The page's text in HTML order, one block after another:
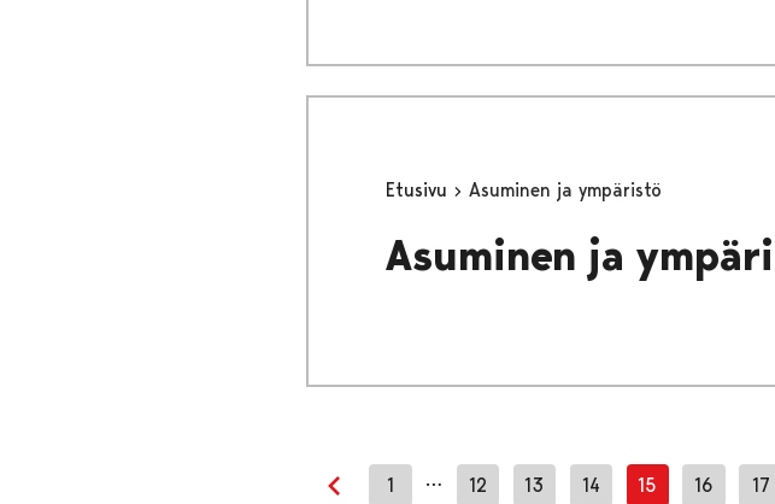
Etusivu Asuminen ja ympäristö
Asuminen ja
1 … 12 13 14 15 16 17